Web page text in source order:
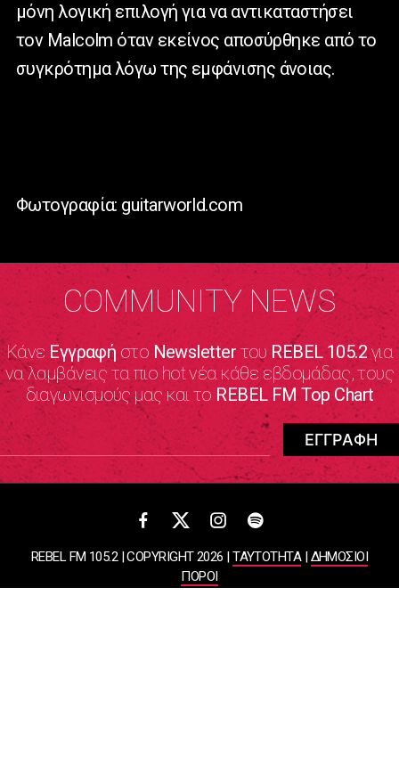
μόνη λογική επιλογή για να αντικαταστήσει
τον Malcolm όταν εκείνος αποσύρθηκε από το
συγκρότημα λόγω της εμφάνισης άνοιας.
Φωτογραφία: guitarworld.com
COMMUNITY NEWS
Κάνε Εγγραφήστο NewsletterτουREBEL 105.2για
να λαμβάνεις τα πιο hot νέα κάθε εβδομάδας, τους
διαγωνισμούς μας και το REBEL FM Top Chart
REBEL FM 105.2 | COPYRIGHT 2026 |ΤΑΥΤΟΤΗΤΑ|ΔΗΜΟΣΙΟΙ
ΠΟΡΟΙ